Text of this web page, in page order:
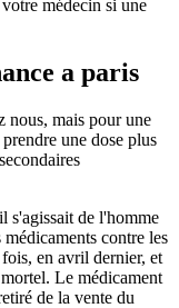
médecin si une
a paris
nous, mais pour une
une dose plus
s'agissait de l'homme
contre les
en avril dernier, et
Le médicament
de la vente du